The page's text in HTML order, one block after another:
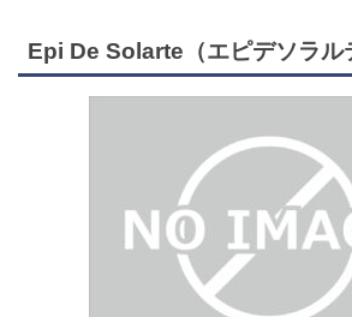
Epi De Solarte（エピデソラル